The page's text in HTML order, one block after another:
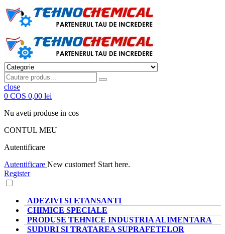
close
0 COS 0,00 lei
Nu aveti produse in cos
CONTUL MEU
Autentificare
Autentificare New customer! Start here.
Register
ADEZIVI SI ETANSANTI
CHIMICE SPECIALE
PRODUSE TEHNICE INDUSTRIA ALIMENTARA
SUDURI SI TRATAREA SUPRAFETELOR